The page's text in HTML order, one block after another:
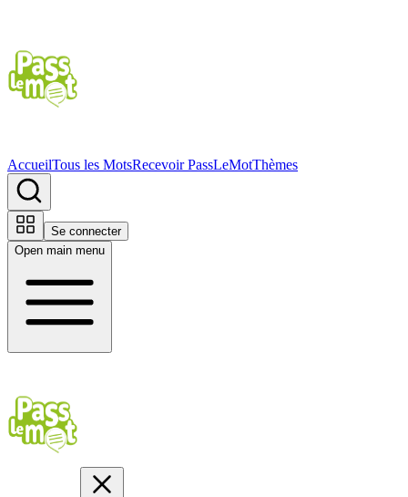
AccueilTous les MotsRecevoir PassLeMotThèmes
Se connecter
Open main menu